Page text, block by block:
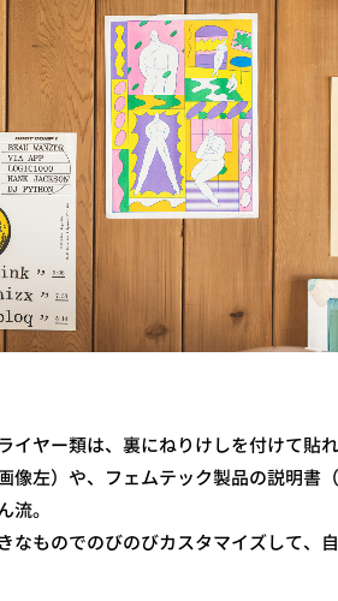
イヤー類は、裏にねりけしを付けて貼
像左）や、フェムテック製品の説明書
流。
なものでのびのびカスタマイズして、